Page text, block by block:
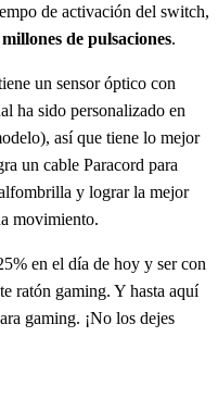
de activación del switch,
de pulsaciones.
un sensor óptico con
ha sido personalizado en
así que tiene lo mejor
un cable Paracord para
y lograr la mejor
movimiento.
en el día de hoy y ser con
ratón gaming. Y hasta aquí
gaming. ¡No los dejes